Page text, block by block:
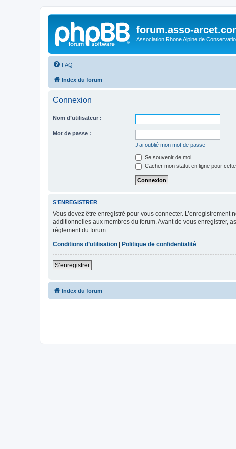
forum.asso-
Association Rhone Alpine de
FAQ
Index du forum
Connexion
Nom d’utilisateur :
Mot de passe :
J’ai oublié mon mot de passe
Se souvenir de moi
Cacher mon statut en ligne pour
S’ENREGISTRER
Vous devez être enregistré pour vous connecter.
additionnelles aux membres du forum. Avant de vous enregistrer,
règlement du forum.
Conditions d’utilisation
Politique de confidentialité
S’enregistrer
Index du forum